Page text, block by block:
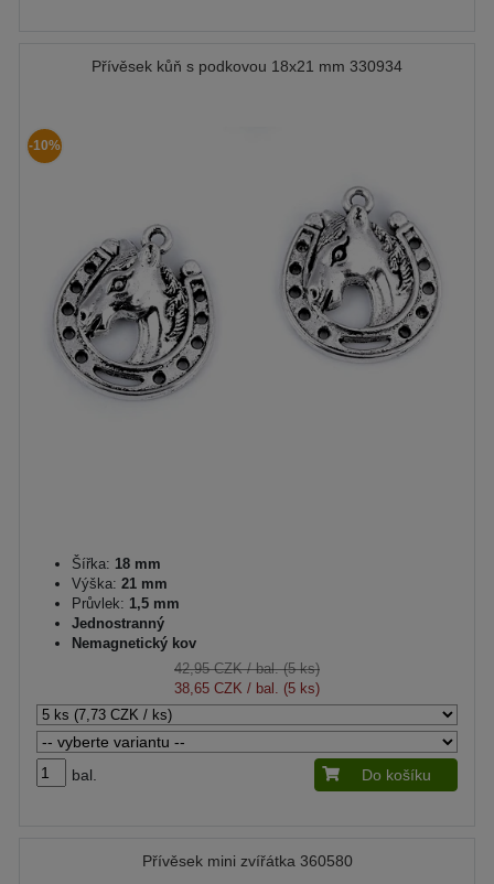
Přívěsek kůň s podkovou 18x21 mm 330934
-10%
Šířka: 18 mm
Výška: 21 mm
Průvlek: 1,5 mm
Jednostranný
Nemagnetický kov
42,95 CZK/ bal. (5 ks)
38,65 CZK / bal. (5 ks)
bal. Do košíku
Přívěsek mini zvířátka 360580